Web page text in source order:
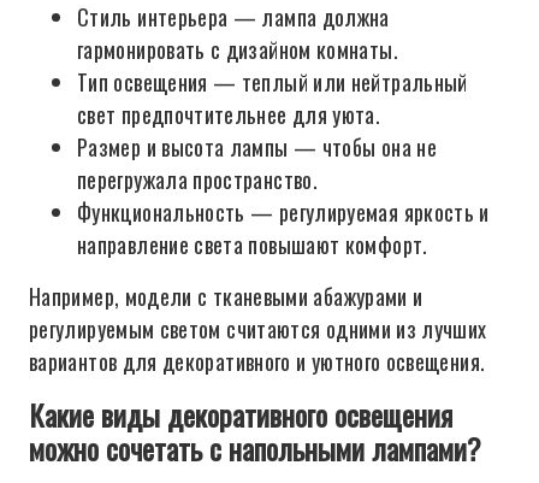
Стиль интерьера — лампа должна
гармонировать с дизайном комнаты.
Тип освещения — теплый или нейтральный
свет предпочтительнее для уюта.
Размер и высота лампы — чтобы она не
перегружала пространство.
Функциональность — регулируемая яркость и
направление света повышают комфорт.
Например, модели с тканевыми абажурами и
регулируемым светом считаются одними из лучших
вариантов для декоративного и уютного освещения.
Какие виды декоративного освещения
можно сочетать с напольными лампами?